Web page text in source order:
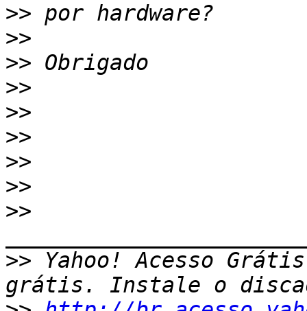
>>
>>
>>
>>
>>
>>
>>
>>
>>
>> Yahoo! Acesso